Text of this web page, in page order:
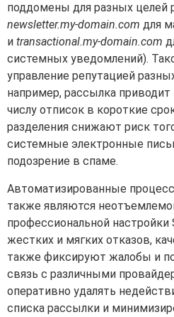
поддомены для разных целей
newsletter.my-domain.com для
и transactional.my-domain.com
системных уведомлений).
управление репутацией
например, рассылка
числу отписок в короткие
разделения снижают риск
системные электронные
подозрение в спаме.
Автоматизированные
также являются
профессиональной
жестких и мягких отказов,
также фиксируют жалобы и
связь с различными
оперативно удалять
списка рассылки и